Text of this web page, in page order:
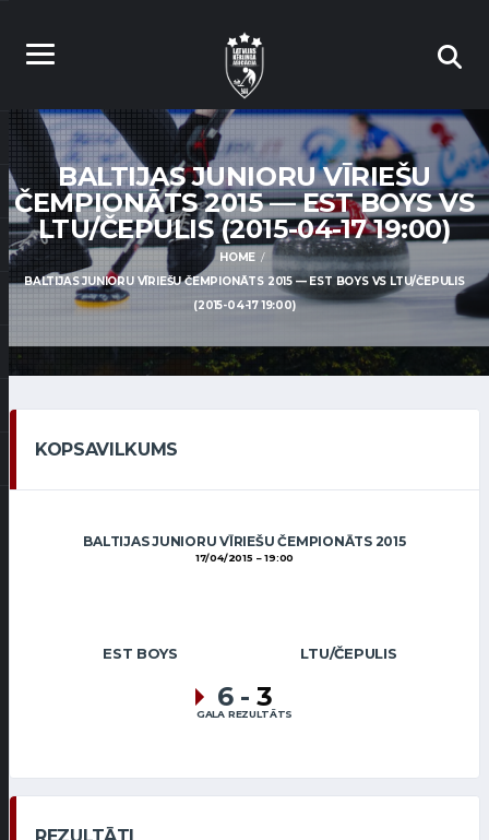
BALTIJAS JUNIORU VĪRIEŠU
ČEMPIONĀTS 2015 — EST BOYS VS
LTU/ČEPULIS (2015-04-17 19:00)
HOME
BALTIJAS JUNIORU VĪRIEŠU ČEMPIONĀTS 2015 — EST BOYS VS LTU/ČEPULIS
(2015-04-17 19:00)
KOPSAVILKUMS
BALTIJAS JUNIORU VĪRIEŠU ČEMPIONĀTS 2015
17/04/2015 19:00
EST BOYS LTU/ČEPULIS
6 - 3
GALA REZULTĀTS